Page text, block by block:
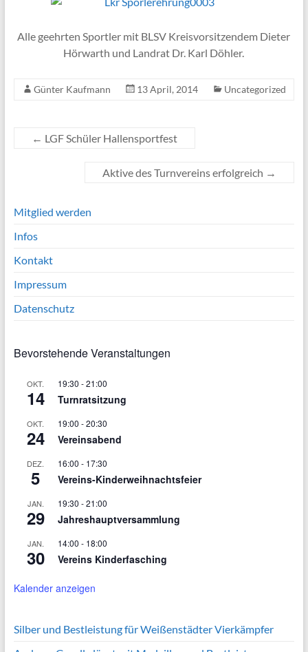
Alle geehrten Sportler mit BLSV Kreisvorsitzendem Dieter
Hörwarth und Landrat Dr. Karl Döhler.
Günter Kaufmann 13 April, 2014 Uncategorized
← LGF Schüler Hallensportfest
Aktive des Turnvereins erfolgreich →
Mitglied werden
Infos
Kontakt
Impressum
Datenschutz
Bevorstehende Veranstaltungen
OKT.
14
19:30 -21:00
Turnratsitzung
OKT.
24
19:00 -20:30
Vereinsabend
DEZ.
5
16:00 - 17:30
Vereins-Kinderweihnachtsfeier
JAN.
29
19:30 -21:00
Jahreshauptversammlung
JAN.
30
14:00 - 18:00
Vereins Kinderfasching
Kalender anzeigen
Silber und Bestleistung für Weißenstädter Vierkämpfer